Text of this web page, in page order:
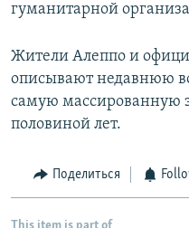
гуманитарной
Жители Алеппо и
описывают недавнюю
самую массированную
половиной лет.
Поделиться